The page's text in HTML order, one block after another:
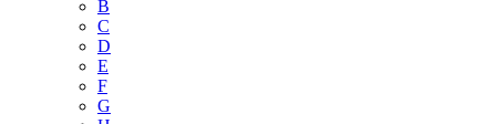
B
C
D
E
F
G